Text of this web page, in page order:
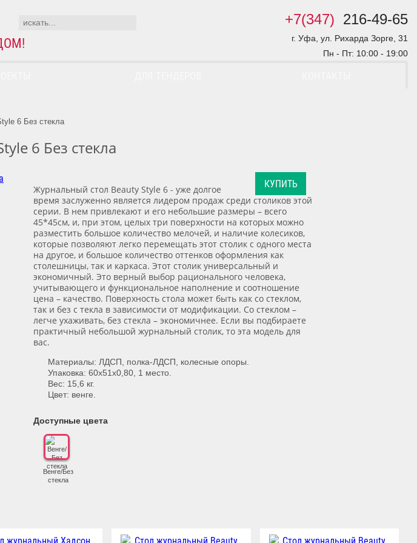
+7(347) 216-49-65
г. Уфа, ул. Рихарда Зорге, 31
Пн - Пт: 10:00 - 19:00
6 Без стекла
6 Без стекла
КУПИТЬ
Журнальный стол Beauty Style 6 - уже долгое
время заслуженно является лидером продаж среди столиков этой
серии. В нем привлекают и его небольшие размеры – всего
45*45см, и, при этом, целых три поверхности на которых можно
разместить большое количество мелочей, и наличие колесиков,
которые позволяют легко перемещать этот столик с одного места
на другое, и большое количество оттенков оформления как
столешницы, так и каркаса. Этот столик универсальный и
экономичный. Это верный выбор рационального человека,
учитывающего и функциональное наполнение и соотношение
цена – качество. Поверхность стола может быть как со стеклом,
так и без с текла в зависимости от модификации. Со стеклом –
легче ухаживать, без стекла – экономичнее. Если вы подбираете
практичный небольшой журнальный столик, то эта модель для
вас.
Материалы: ЛДСП, полка-ЛДСП, колесные опоры.
Упаковка: 60х51х0,80, 1 место.
Вес: 15,6 кг.
Цвет: венге.
Доступные цвета
Венге/Без
стекла